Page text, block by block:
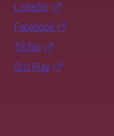
LinkedIn
Facebook
TikTok
SLU Play